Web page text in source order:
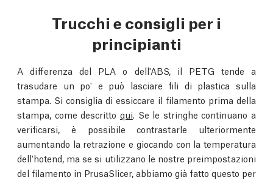
Trucchi e consigli per i
principianti
A differenza del PLA o dell'ABS, il PETG tende a
trasudare un po' e può lasciare fili di plastica sulla
stampa. Si consiglia di essiccare il filamento prima della
stampa, come descritto qui . Se le stringhe continuano a
verificarsi, è possibile contrastarle ulteriormente
aumentando la retrazione e giocando con la temperatura
dell'hotend, ma se si utilizzano le nostre preimpostazioni
del filamento in PrusaSlicer, abbiamo già fatto questo per